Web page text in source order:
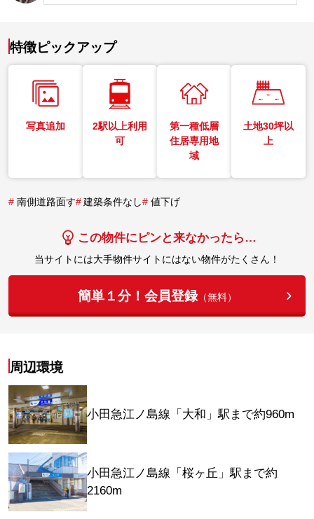
特徴ピックアップ
写真追加
2駅以上利用
可
第一種低層
住居専用地
域
土地30坪以
上
# 南側道路面す# 建築条件なし# 値下げ
この物件にピンと来なかったら…
当サイトには大手物件サイトにはない物件がたくさん！
簡単１分！会員登録（無料）
周辺環境
小田急江ノ島線「大和」駅まで約960m
小田急江ノ島線「桜ヶ丘」駅まで約
2160m